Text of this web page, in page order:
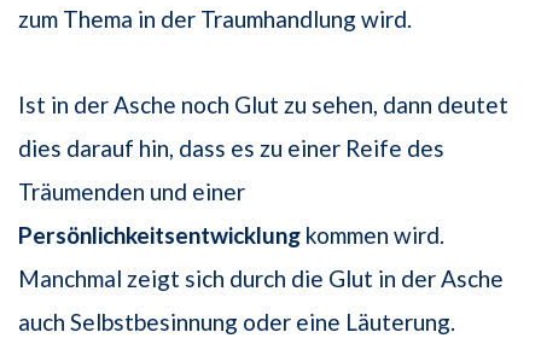
zum Thema in der Traumhandlung wird.
Ist in der Asche noch Glut zu sehen, dann deutet
dies darauf hin, dass es zu einer Reife des
Träumenden und einer
Persönlichkeitsentwicklung kommen wird.
Manchmal zeigt sich durch die Glut in der Asche
auch Selbstbesinnung oder eine Läuterung.